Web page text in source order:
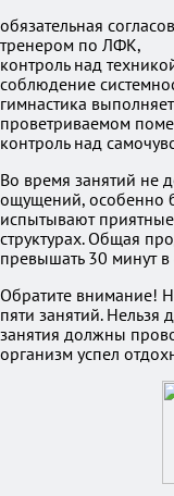
обязательная
тренером по ЛФК,
контроль над
соблюдение
гимнастика
проветриваемом
контроль над
Во время занятий не
ощущений, особенно
испытывают
структурах. Общая
превышать 30 минут в
Обратите внимание!
пяти занятий. Нельзя
занятия должны
организм успел